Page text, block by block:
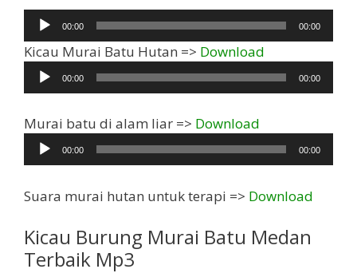
Pemutar
Audio
00:00 00:00
Kicau Murai Batu Hutan => Download
Audio
00:00 00:00
Murai batu di alam liar => Download
Audio
00:00 00:00
Suara murai hutan untuk terapi => Download
Kicau Burung Murai Batu Medan
Terbaik Mp3